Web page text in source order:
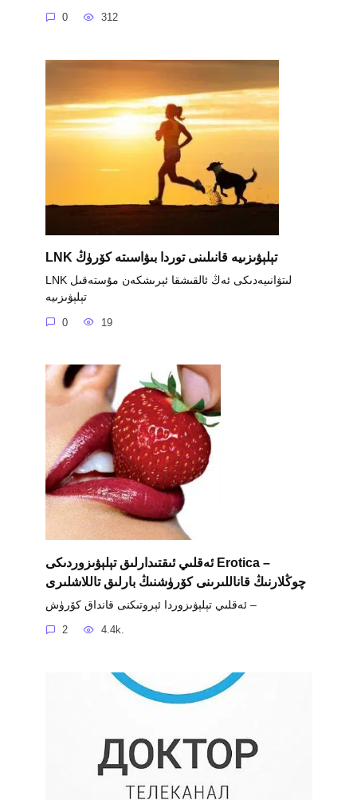
0 312
LNK تېلېۋىزىيە قانىلىنى توردا بىۋاسىتە كۆرۈڭ
LNK لىتۋانىيەدىكى ئەڭ ئالقىشقا ئېرىشكەن مۇستەقىل
تېلېۋىزىيە
0 19
ئەقلىي ئىقتىدارلىق تېلېۋىزوردىكى Erotica –
چوڭلارنىڭ قاناللىرىنى كۆرۈشنىڭ بارلىق تاللاشلىرى
ئەقلىي تېلېۋىزوردا ئېروتىكنى قانداق كۆرۈش –
2 4.4k.